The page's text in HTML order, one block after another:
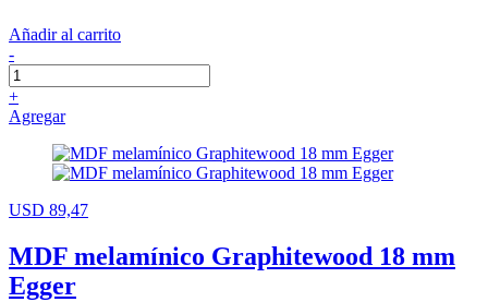
Añadir al carrito
-
+
Agregar
USD 89,47
MDF melamínico Graphitewood 18 mm
Egger